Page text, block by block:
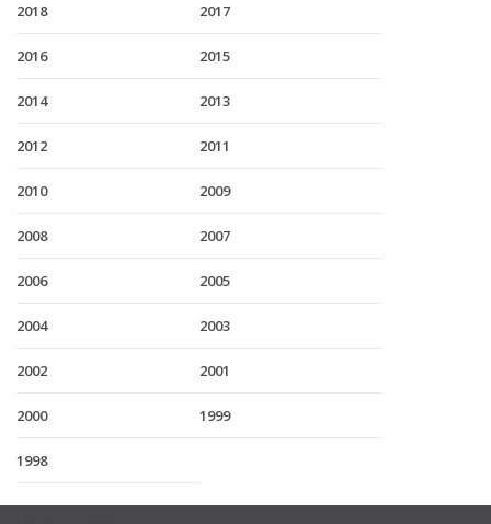
2018 2017
2016 2015
2014 2013
2012 2011
2010 2009
2008 2007
2006 2005
2004 2003
2002 2001
2000 1999
1998